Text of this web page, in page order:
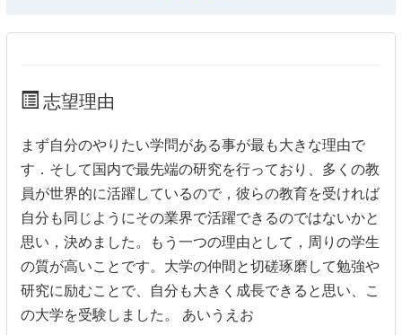
志望理由
まず自分のやりたい学問がある事が最も大きな理由で
す．そして国内で最先端の研究を行っており、多くの教
員が世界的に活躍しているので，彼らの教育を受ければ
自分も同じようにその業界で活躍できるのではないかと
思い，決めました。もう一つの理由として，周りの学生
の質が高いことです。大学の仲間と切磋琢磨して勉強や
研究に励むことで、自分も大きく成長できると思い、こ
の大学を受験しました。 あいうえお